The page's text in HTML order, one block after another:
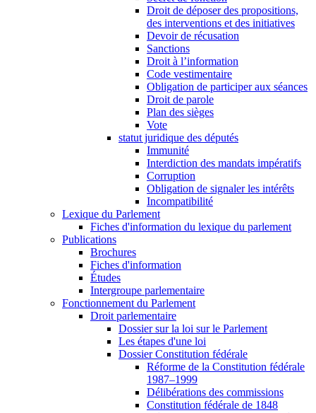
Droit de déposer des propositions,
des interventions et des initiatives
Devoir de récusation
Sanctions
Droit à l’information
Code vestimentaire
Obligation de participer aux séances
Droit de parole
Plan des sièges
Vote
statut juridique des députés
Immunité
Interdiction des mandats impératifs
Corruption
Obligation de signaler les intérêts
Incompatibilité
Lexique du Parlement
Fiches d'information du lexique du parlement
Publications
Brochures
Fiches d'information
Études
Intergroupe parlementaire
Fonctionnement du Parlement
Droit parlementaire
Dossier sur la loi sur le Parlement
Les étapes d'une loi
Dossier Constitution fédérale
Réforme de la Constitution fédérale
1987–1999
Délibérations des commissions
Constitution fédérale de 1848